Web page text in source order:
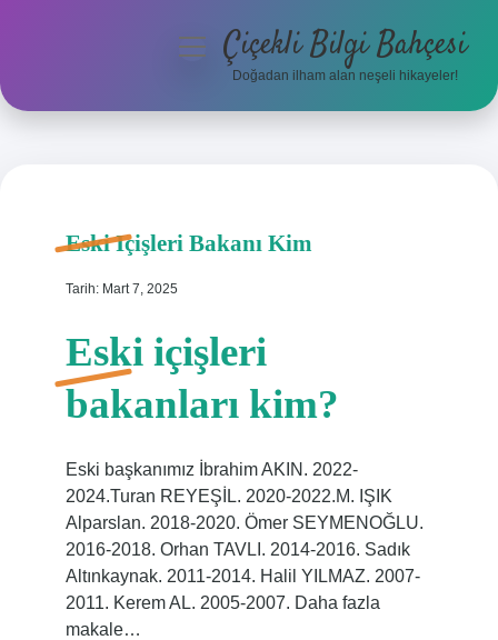
Anasayfa
menüyüÇiçekli Bilgi Bahçesi
Doğadan ilham alan neşeli hikayeler!
Eski Içişleri Bakanı Kim
Tarih: Mart 7, 2025
Eski içişleri
bakanları kim?
Eski başkanımız İbrahim AKIN. 2022-
2024.Turan REYEŞİL. 2020-2022.M. IŞIK
Alparslan. 2018-2020. Ömer SEYMENOĞLU.
2016-2018. Orhan TAVLI. 2014-2016. Sadık
Altınkaynak. 2011-2014. Halil YILMAZ. 2007-
2011. Kerem AL. 2005-2007. Daha fazla
makale…